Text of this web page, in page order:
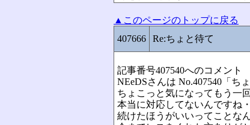
▲このページのトップに戻る
407666
Re:ちょと待て
記事番号407540へのコメント
NEeDSさんは No.407540「ち
ちょこっと気になってもう一
本当に対応してないんですね
続けたほうがいいってことな